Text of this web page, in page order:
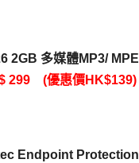
2GB 多媒體MP3/
299 (優惠價HK$139)
Endpoint Protection